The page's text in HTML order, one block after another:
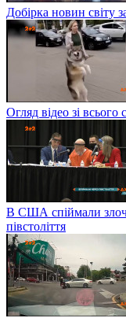
Добірка новин світу
Огляд відео зі
В США спіймали
півстоліття